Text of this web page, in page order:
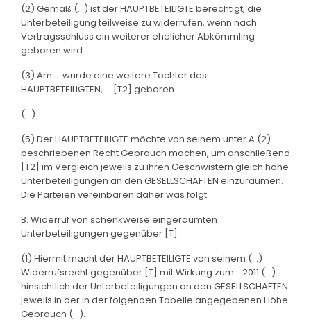
(2) Gemäß (...) ist der HAUPTBETEILIGTE berechtigt, die
Unterbeteiligung teilweise zu widerrufen, wenn nach
Vertragsschluss ein weiterer ehelicher Abkömmling
geboren wird.
(3) Am ... wurde eine weitere Tochter des
HAUPTBETEILIGTEN, ... [T2] geboren.
(...)
(5) Der HAUPTBETEILIGTE möchte von seinem unter A.(2)
beschriebenen Recht Gebrauch machen, um anschließend
[T2] im Vergleich jeweils zu ihren Geschwistern gleich hohe
Unterbeteiligungen an den GESELLSCHAFTEN einzuräumen.
Die Parteien vereinbaren daher was folgt:
B. Widerruf von schenkweise eingeräumten
Unterbeteiligungen gegenüber [T]
(1) Hiermit macht der HAUPTBETEILIGTE von seinem (...)
Widerrufsrecht gegenüber [T] mit Wirkung zum ...2011 (...)
hinsichtlich der Unterbeteiligungen an den GESELLSCHAFTEN
jeweils in der in der folgenden Tabelle angegebenen Höhe
Gebrauch (...).